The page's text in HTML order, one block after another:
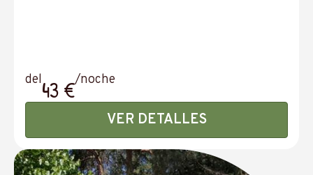
del43 €/noche
VER DETALLES